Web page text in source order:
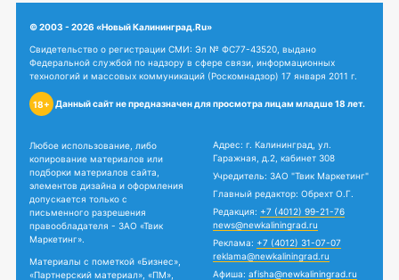
© 2003 - 2026 «Новый Калининград.Ru»
Свидетельство о регистрации СМИ: Эл № ФС77-43520, выдано
Федеральной службой по надзору в сфере связи, информационных
технологий и массовых коммуникаций (Роскомнадзор) 17 января 2011 г.
18+ Данный сайт не предназначен для просмотра лицам младше 18 лет.
Любое использование, либо
копирование материалов или
подборки материалов сайта,
элементов дизайна и оформления
допускается только с
письменного разрешения
правообладателя - ЗАО «Твик
Маркетинг».
Материалы с пометкой «Бизнес»,
«Партнерский материал», «ПМ»,
Адрес: г. Калининград, ул.
Гаражная, д.2, кабинет 308
Учредитель: ЗАО "Твик Маркетинг"
Главный редактор: Обрехт О.Г.
Редакция: +7 (4012) 99-21-76
news@newkaliningrad.ru
Реклама: +7 (4012) 31-07-07
reklama@newkaliningrad.ru
Афиша: afisha@newkaliningrad.ru